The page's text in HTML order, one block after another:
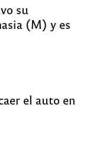
su
(M) y es
el auto en